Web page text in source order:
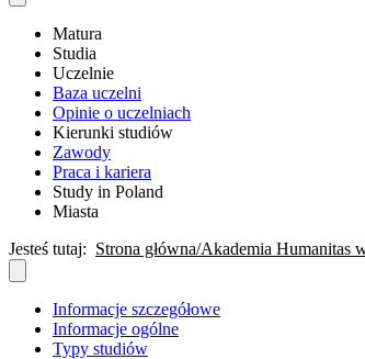
Matura
Studia
Uczelnie
Baza uczelni
Opinie o uczelniach
Kierunki studiów
Zawody
Praca i kariera
Study in Poland
Miasta
Jesteś tutaj: Strona główna Akademia Humanitas
Informacje szczegółowe
Informacje ogólne
Typy studiów